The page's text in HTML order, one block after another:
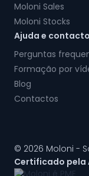
Moloni Sales
Moloni Stocks
Ajuda e
Perguntas
Formação por
Blog
Contactos
© 2026 Moloni -
Certificado pela